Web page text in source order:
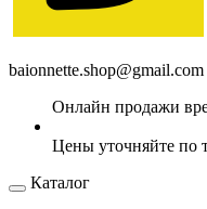
baionnette.shop@gmail.com
Каталог